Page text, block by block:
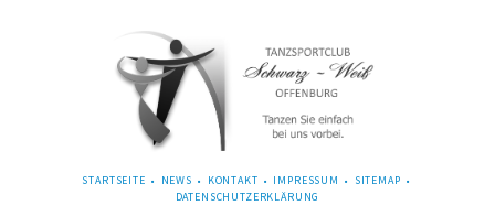
NAVIGATION
STARTSEITE NEWS KONTAKT IMPRESSUM
SITEMAP
DATENSCHUTZERKLÄRUNG